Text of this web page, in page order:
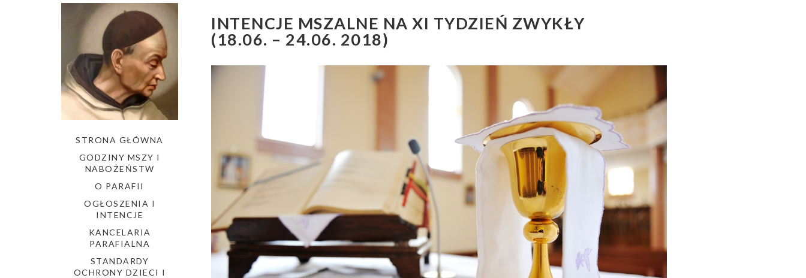
STRONA GŁÓWNA
GODZINY MSZY I
NABOŻEŃSTW
O PARAFII
OGŁOSZENIA I
INTENCJE
KANCELARIA
PARAFIALNA
STANDARDY
OCHRONY DZIECI I
INTENCJE MSZALNE NA XI TYDZIEŃ ZWYKŁY
(18.06. – 24.06. 2018)